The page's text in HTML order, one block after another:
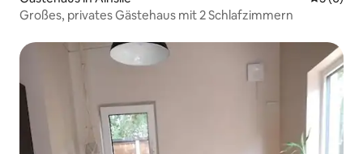
Großes, privates Gästehaus mit 2 Schlafzimmern